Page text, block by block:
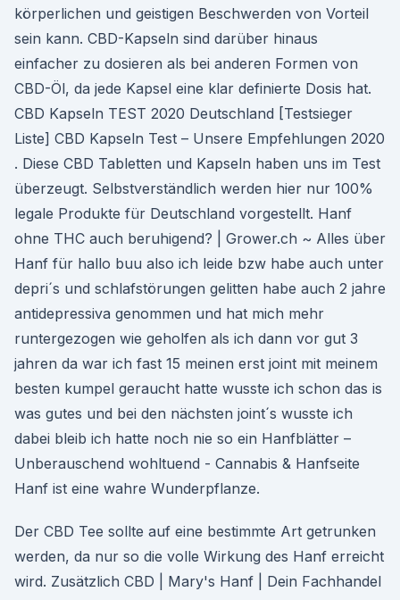
körperlichen und geistigen Beschwerden von Vorteil
sein kann. CBD-Kapseln sind darüber hinaus
einfacher zu dosieren als bei anderen Formen von
CBD-Öl, da jede Kapsel eine klar definierte Dosis hat.
CBD Kapseln TEST 2020 Deutschland [Testsieger
Liste] CBD Kapseln Test – Unsere Empfehlungen 2020
. Diese CBD Tabletten und Kapseln haben uns im Test
überzeugt. Selbstverständlich werden hier nur 100%
legale Produkte für Deutschland vorgestellt. Hanf
ohne THC auch beruhigend? | Grower.ch ~ Alles über
Hanf für hallo buu also ich leide bzw habe auch unter
depri´s und schlafstörungen gelitten habe auch 2 jahre
antidepressiva genommen und hat mich mehr
runtergezogen wie geholfen als ich dann vor gut 3
jahren da war ich fast 15 meinen erst joint mit meinem
besten kumpel geraucht hatte wusste ich schon das is
was gutes und bei den nächsten joint´s wusste ich
dabei bleib ich hatte noch nie so ein Hanfblätter –
Unberauschend wohltuend - Cannabis & Hanfseite
Hanf ist eine wahre Wunderpflanze.
Der CBD Tee sollte auf eine bestimmte Art getrunken
werden, da nur so die volle Wirkung des Hanf erreicht
wird. Zusätzlich CBD | Mary's Hanf | Dein Fachhandel